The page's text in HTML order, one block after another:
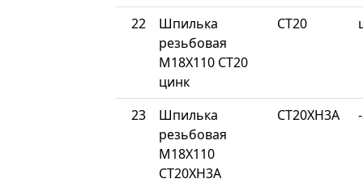
22
Шпилька
резьбовая
М18Х110 СТ20
цинк
СТ20
23
Шпилька
резьбовая
М18Х110
СТ20ХН3А
СТ20ХН3А -